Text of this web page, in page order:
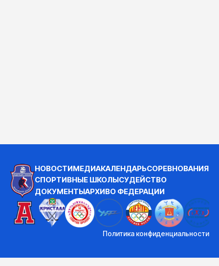
НОВОСТИМЕДИАКАЛЕНДАРЬСОРЕВНОВАНИЯ
СПОРТИВНЫЕ ШКОЛЫСУДЕЙСТВО
ДОКУМЕНТЫАРХИВО ФЕДЕРАЦИИ
Политика конфиденциальности